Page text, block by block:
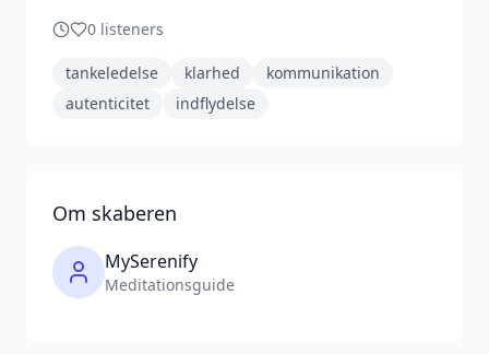
0 listeners
tankeledelse klarhed
kommunikation
autenticitet
indflydelse
Om skaberen
MySerenify
Meditationsguide